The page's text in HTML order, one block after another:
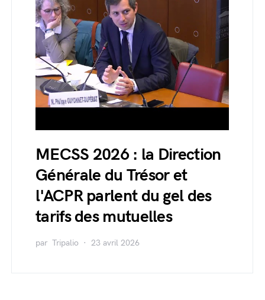
MECSS 2026 : la Direction
Générale du Trésor et
l'ACPR parlent du gel des
tarifs des mutuelles
par Tripalio 23 avril 2026